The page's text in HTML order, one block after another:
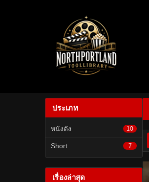
ประเภท
หนังดัง 10
Short 7
เรื่องล่าสุด